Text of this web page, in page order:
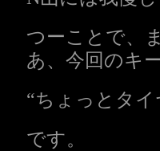
つーことで、
あ、今回のキ
“ちょっとタ
です。